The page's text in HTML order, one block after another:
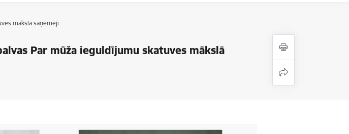
mākslā saņēmēji
Par mūža ieguldījumu skatuves mākslā